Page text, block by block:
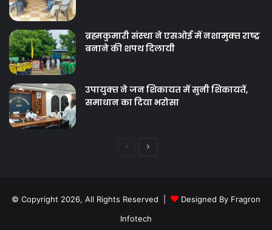
ब्रह्मकुमारी संस्‍था ने एसओई में नशामुक्‍त राष्‍ट्र
बनाने की शपथ दिलायी
उपायुक्‍त ने जन शिकायत में सुनी शिकायतें,
समाधान का दिया भरोसा
PreviousNext
© Copyright 2026, All Rights Reserved |
Designed By Fragron
Infotech